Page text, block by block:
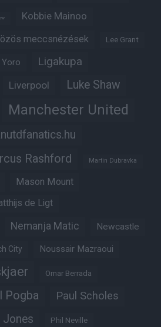
Kobbie Mainoo
meccsnézések Lee Grant
Yoro Ligakupa
Liverpool Luke Shaw
Manchester United
Rashford Martin Dubravka
Mason Mount
de Ligt
Nemanja Matic Newcastle
City Noussair Mazraoui
Omar Berrada
Pogba Paul Scholes
Jones Phil Neville